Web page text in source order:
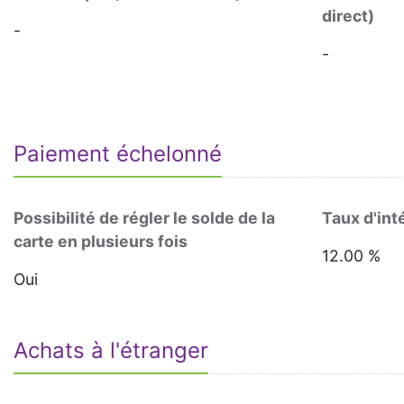
-
direct)
-
Paiement échelonné
Possibilité de régler le solde de la
carte en plusieurs fois
Oui
Taux
12.00 %
Achats à l'étranger